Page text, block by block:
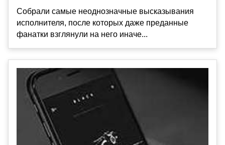
Собрали самые неоднозначные высказывания
исполнителя, после которых даже преданные
фанатки взглянули на него иначе...